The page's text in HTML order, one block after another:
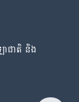
ជាតិ និង